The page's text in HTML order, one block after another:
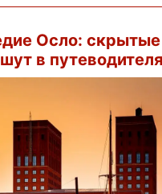
Осло: скрытые
в